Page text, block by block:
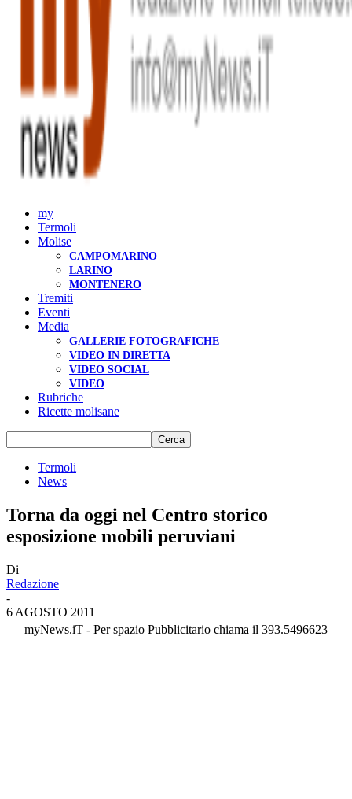
my
Termoli
Molise
CAMPOMARINO
LARINO
MONTENERO
Tremiti
Eventi
Media
GALLERIE FOTOGRAFICHE
VIDEO IN DIRETTA
VIDEO SOCIAL
VIDEO
Rubriche
Ricette molisane
Termoli
News
Torna da oggi nel Centro storico
esposizione mobili peruviani
Di
Redazione
-
6 AGOSTO 2011
myNews.iT - Per spazio Pubblicitario chiama il 393.5496623